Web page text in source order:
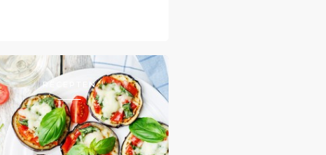
RECEPTEN